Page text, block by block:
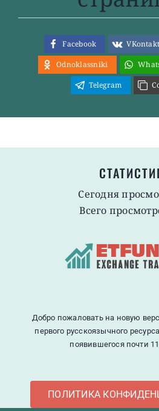
Facebook
Odnoklassniki
Telegram
Сегодня
Всего
Добро пожаловать на новую
первого русскоязычного
появившегося почти
ПОЛИТИКА